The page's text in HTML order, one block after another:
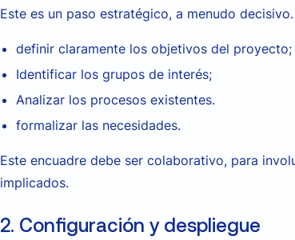
Este es un paso estratégico, a menudo
definir claramente los objetivos del proyecto;
Identificar los grupos de interés;
Analizar los procesos existentes.
formalizar las necesidades.
Este encuadre debe ser colaborativo, para
implicados.
2. Configuración y despliegue